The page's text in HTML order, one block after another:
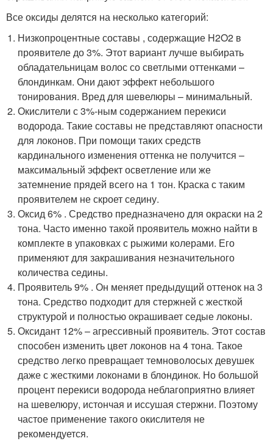
Все оксиды делятся на несколько категорий:
Низкопроцентные составы , содержащие H2O2 в
проявителе до 3%. Этот вариант лучше выбирать
обладательницам волос со светлыми оттенками –
блондинкам. Они дают эффект небольшого
тонирования. Вред для шевелюры – минимальный.
Окислители с 3%-ным содержанием перекиси
водорода. Такие составы не представляют опасности
для локонов. При помощи таких средств
кардинального изменения оттенка не получится –
максимальный эффект осветление или же
затемнение прядей всего на 1 тон. Краска с таким
проявителем не скроет седину.
Оксид 6% . Средство предназначено для окраски на 2
тона. Часто именно такой проявитель можно найти в
комплекте в упаковках с рыжими колерами. Его
применяют для закрашивания незначительного
количества седины.
Проявитель 9% . Он меняет предыдущий оттенок на 3
тона. Средство подходит для стержней с жесткой
структурой и полностью окрашивает седые локоны.
Оксидант 12% – агрессивный проявитель. Этот состав
способен изменить цвет локонов на 4 тона. Такое
средство легко превращает темноволосых девушек
даже с жесткими локонами в блондинок. Но большой
процент перекиси водорода неблагоприятно влияет
на шевелюру, истончая и иссушая стержни. Поэтому
частое применение такого окислителя не
рекомендуется.